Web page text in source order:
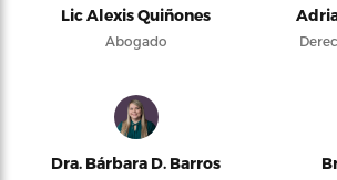
Lic Alexis Quiñones
Abogado
Dra. Bárbara D. Barros